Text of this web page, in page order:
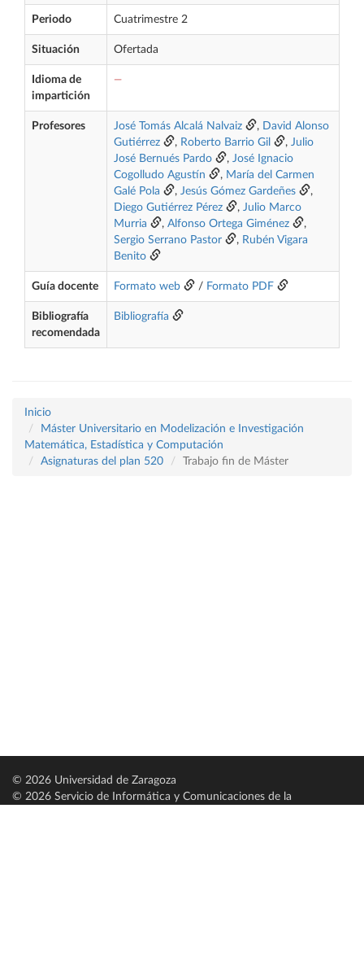
Periodo Cuatrimestre 2
Situación Ofertada
Idioma de
impartición
—
Profesores José Tomás Alcalá Nalvaiz , David Alonso
Gutiérrez
, Roberto Barrio Gil , Julio
José Bernués Pardo
, José Ignacio
Cogolludo Agustín
, María del Carmen
Galé Pola
, Jesús Gómez Gardeñes
,
Diego Gutiérrez Pérez
, Julio Marco
Murria
, Alfonso Ortega Giménez
,
Sergio Serrano Pastor
, Rubén Vigara
Benito
Guía docente Formato web / Formato PDF
Bibliografía
recomendada
Bibliografía
Inicio
Máster Universitario en Modelización e Investigación
Matemática, Estadística y Computación
Asignaturas del plan 520
Trabajo fin de Máster
© 2026 Universidad de Zaragoza
© 2026 Servicio de Informática y Comunicaciones de la